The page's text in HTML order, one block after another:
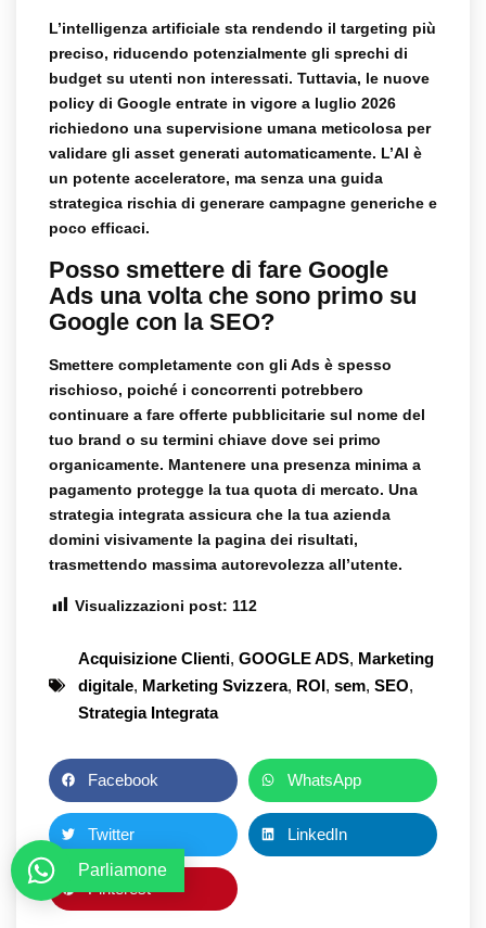
L’intelligenza artificiale sta rendendo il targeting più
preciso, riducendo potenzialmente gli sprechi di
budget su utenti non interessati. Tuttavia, le nuove
policy di Google entrate in vigore a luglio 2026
richiedono una supervisione umana meticolosa per
validare gli asset generati automaticamente. L’AI è
un potente acceleratore, ma senza una guida
strategica rischia di generare campagne generiche e
poco efficaci.
Posso smettere di fare Google
Ads una volta che sono primo su
Google con la SEO?
Smettere completamente con gli Ads è spesso
rischioso, poiché i concorrenti potrebbero
continuare a fare offerte pubblicitarie sul nome del
tuo brand o su termini chiave dove sei primo
organicamente. Mantenere una presenza minima a
pagamento protegge la tua quota di mercato. Una
strategia integrata assicura che la tua azienda
domini visivamente la pagina dei risultati,
trasmettendo massima autorevolezza all’utente.
Visualizzazioni post: 112
Acquisizione Clienti, GOOGLE ADS, Marketing
digitale, Marketing Svizzera, ROI, sem, SEO,
Strategia Integrata
Facebook WhatsApp
Twitter LinkedIn
Pinterest
Parliamone